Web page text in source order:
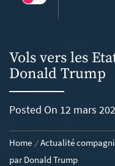
Vols vers les
Donald Trump
Posted On 12 mars
Home Actualité
par Donald Trump